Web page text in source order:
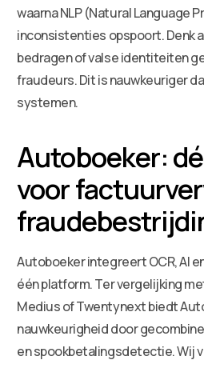
waarna NLP (Natural Language
inconsistenties opspoort. Denk
bedragen of valse identiteiten
fraudeurs. Dit is nauwkeuriger
systemen.
Autoboeker:
voor
Autoboeker integreert OCR, AI
één platform. Ter vergelijking
Medius of Twentynext biedt
nauwkeurigheid door
en spookbetalingsdetectie. Wij